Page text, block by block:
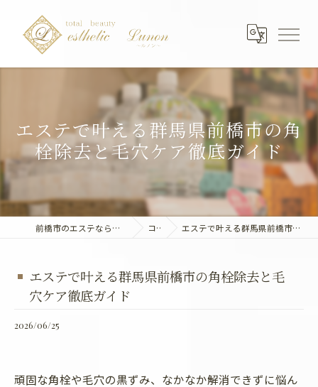
エステで叶える群馬県前橋市の角
栓除去と毛穴ケア徹底ガイド
前橋市のエステならエステティック～Lunon～ コラム エステで叶える群馬県前橋市の角栓除去と毛穴ケア徹底ガイド
エステで叶える群馬県前橋市の角栓除去と毛
穴ケア徹底ガイド
2026/06/25
頑固な角栓や毛穴の黒ずみ、なかなか解消できずに悩ん